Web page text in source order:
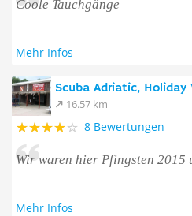
Coole Tauchgänge
Mehr Infos
Scuba Adriatic,
16.57 km
8 Bewertungen
Wir waren hier Pfingsten 2015
Mehr Infos